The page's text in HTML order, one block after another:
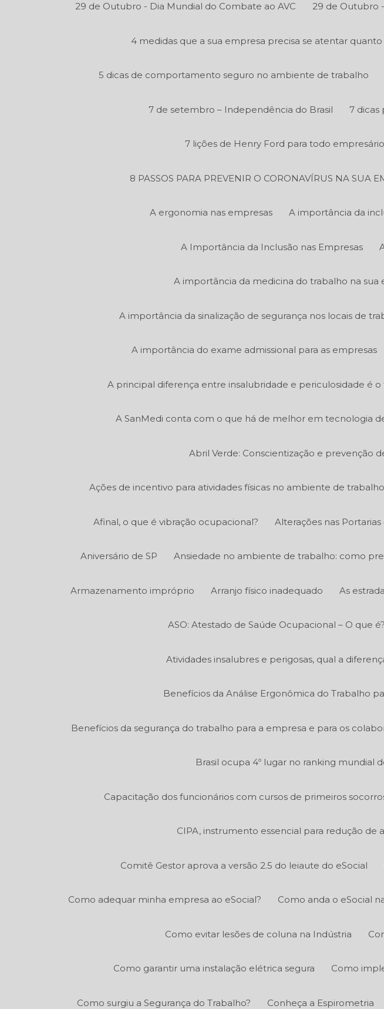
29 de Outubro - Dia Mundial do Combate ao AVC 29 de Outubro
4 medidas que a sua empresa precisa se atentar
5 dicas de comportamento seguro no ambiente de trabalho
7 de setembro – Independência do Brasil 7 dicas
7 lições de Henry Ford para todo empresário
8 PASSOS PARA PREVENIR O CORONAVÍRUS NA SUA
A ergonomia nas empresas A importância da
A Importância da Inclusão nas Empresas
A importância da medicina do trabalho na sua
A importância da sinalização de segurança nos locais de
A importância do exame admissional para as empresas
A principal diferença entre insalubridade e periculosidade é
A SanMedi conta com o que há de melhor em tecnologia
Abril Verde: Conscientização e prevenção
Ações de incentivo para atividades físicas no ambiente de trabalho
Afinal, o que é vibração ocupacional? Alterações nas
Aniversário de SP Ansiedade no ambiente de trabalho: como
Armazenamento impróprio Arranjo físico inadequado As
ASO: Atestado de Saúde Ocupacional – O que é?
Atividades insalubres e perigosas, qual a
Benefícios da Análise Ergonômica do Trabalho
Benefícios da segurança do trabalho para a empresa e para os
Brasil ocupa 4º lugar no ranking mundial
Capacitação dos funcionários com cursos de primeiros
CIPA, instrumento essencial para redução de
Comitê Gestor aprova a versão 2.5 do leiaute do eSocial
Como adequar minha empresa ao eSocial? Como anda o eSocial
Como evitar lesões de coluna na Indústria
Como garantir uma instalação elétrica segura Como
Como surgiu a Segurança do Trabalho? Conheça a Espirometria